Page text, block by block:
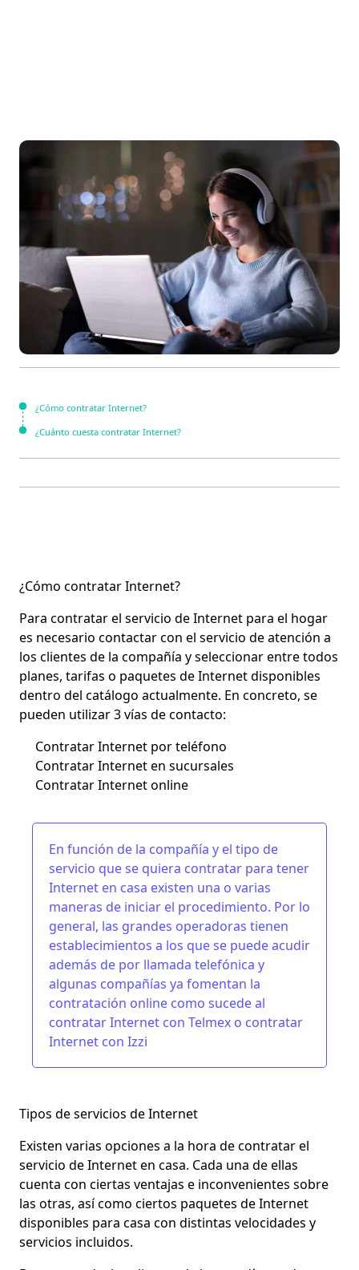
¿Cómo contratar Internet?
¿Cuánto cuesta contratar Internet?
¿Cómo contratar Internet?
Para contratar el servicio de Internet para el hogar
es necesario contactar con el servicio de atención a
los clientes de la compañía y seleccionar entre todos
planes, tarifas o paquetes de Internet disponibles
dentro del catálogo actualmente. En concreto, se
pueden utilizar 3 vías de contacto:
Contratar Internet por teléfono
Contratar Internet en sucursales
Contratar Internet online
En función de la compañía y el tipo de
servicio que se quiera contratar para tener
Internet en casa existen una o varias
maneras de iniciar el procedimiento. Por lo
general, las grandes operadoras tienen
establecimientos a los que se puede acudir
además de por llamada telefónica y
algunas compañías ya fomentan la
contratación online como sucede al
contratar Internet con Telmex o contratar
Internet con Izzi
Tipos de servicios de Internet
Existen varias opciones a la hora de contratar el
servicio de Internet en casa. Cada una de ellas
cuenta con ciertas ventajas e inconvenientes sobre
las otras, así como ciertos paquetes de Internet
disponibles para casa con distintas velocidades y
servicios incluidos.